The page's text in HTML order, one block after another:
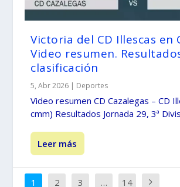
Victoria del CD Illescas en
Video resumen.
clasificación
5, Abr 2026 | Deportes
Video resumen CD Cazalegas – CD
cmm) Resultados Jornada 29, 3ª
Leer más
1 2 3 … 14